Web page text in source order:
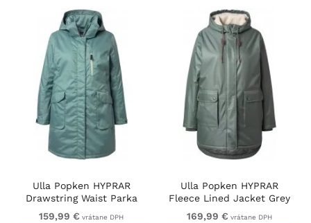
Ulla Popken HYPRAR
Drawstring Waist Parka
Grey Green
159,99 € vrátane DPH
Ulla Popken HYPRAR
Fleece Lined Jacket Grey
169,99 € vrátane DPH